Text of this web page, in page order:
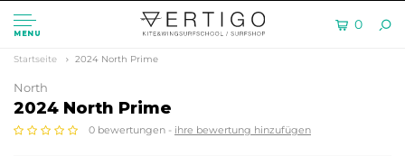
MENU
0
Startseite 2024 North Prime
North
2024 North Prime
0 bewertungen - ihre bewertung hinzufügen